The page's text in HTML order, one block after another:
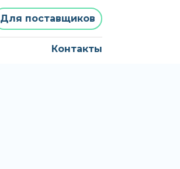
Для поставщиков
Контакты